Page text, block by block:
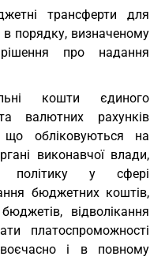
трансферти для
порядку, визначеному
про надання
кошти єдиного
валютних рахунків
обліковуються на
виконавчої влади,
політику у сфері
бюджетних коштів,
відволікання
платоспроможності
і в повному